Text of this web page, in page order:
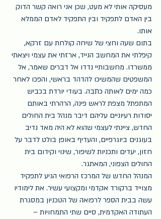
מעסיקה אותי לא מעט, שכן אני רואה קשר הדוק
בין האדם לתפקיד ובין התפקיד לאדם הממלא
אותו.
בתום שעה וחצי של שיחה קולחת עם זרקא,
קיפלתי את המחשב הנייד, ארזתי את עצמי ויצאתי
ממשרדו. מחשבותיי נדדו אל דברים שאמר, אל
המשפטים שהמשיכו להדהד בראשי, והפכו לאחר
כמה ימים לאותה כתבה. בעודי יורדת בכביש
המתפתל מצפת לראש פינה, הרהרתי באותם
יסודות רעיוניים עליהם דיבר מנהל בית החולים
החדש, ציינתי לעצמי שהוא לא היה מאד נדיב
בעוגנים ביוגרפיים, והעדיף באופן בולט לדבר על
חזון, יעדים ותכניות לשיפור, שינוי וקידום בית
החולים הצפוני, המאתגר.
המנהל החדש של המרכז הרפואי הגיע לתפקיד
מצוייד ברקורד אקדמי ומקצועי עשיר. את לימודיו
עשה בבית הספר לרפואה של הטכניון במסגרת
העתודה האקדמית, סיים שתי התמחויות –